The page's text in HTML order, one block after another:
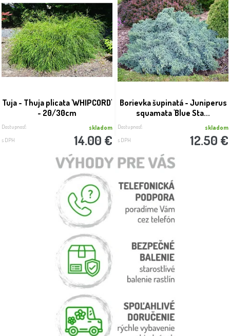
Tuja - Thuja plicata 'WHIPCORD'
- 20/30cm
Dostupnosť: skladom
s DPH 14.00 €
Borievka šupinatá - Juniperus
squamata 'Blue Sta...
Dostupnosť: skladom
s DPH 12.50 €